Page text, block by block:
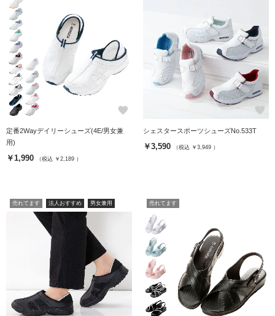
favorite
定番2Wayデイリーシューズ(4E/男女兼
用)
￥1,990 （税込 ￥2,189 ）
favorite
シェスタースポーツシューズNo.533T
￥3,590 （税込 ￥3,949 ）
売れてます 法人おすすめ 男女兼用 売れてます